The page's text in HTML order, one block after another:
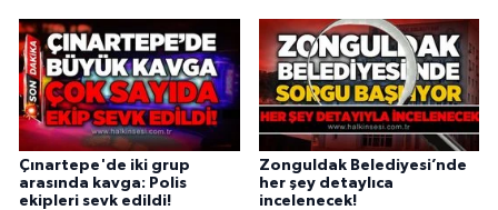
Çınartepe'de iki grup
arasında kavga: Polis
ekipleri sevk edildi!
Zonguldak Belediyesi’nde
her şey detaylıca
incelenecek!